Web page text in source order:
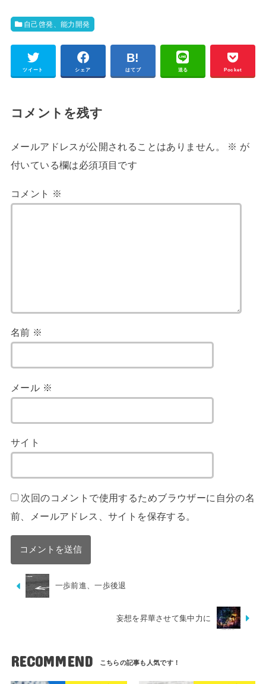
自己啓発、能力開発
ツイート シェア はてブ 送る Pocket
コメントを残す
メールアドレスが公開されることはありません。 ※ が
付いている欄は必須項目です
コメント ※
名前 ※
メール ※
サイト
次回のコメントで使用するためブラウザーに自分の名
前、メールアドレス、サイトを保存する。
一歩前進、一歩後退
妄想を昇華させて集中力に
RECOMMEND